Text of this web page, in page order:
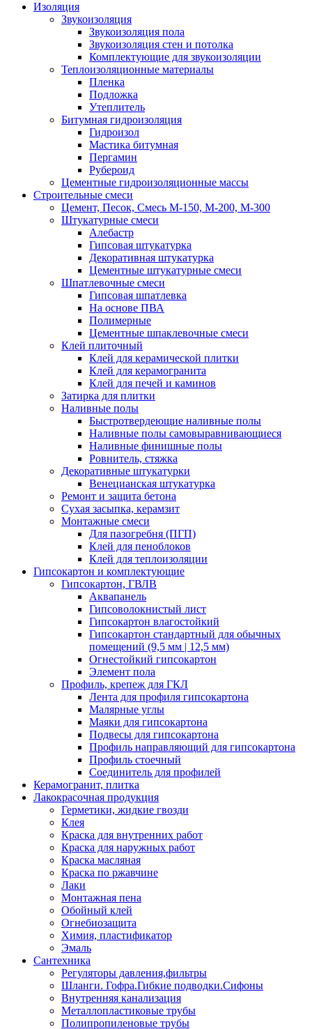
Изоляция
Звукоизоляция
Звукоизоляция пола
Звукоизоляция стен и потолка
Комплектующие для звукоизоляции
Теплоизоляционные материалы
Пленка
Подложка
Утеплитель
Битумная гидроизоляция
Гидроизол
Мастика битумная
Пергамин
Рубероид
Цементные гидроизоляционные массы
Строительные смеси
Цемент, Песок, Смесь М-150, М-200, М-300
Штукатурные смеси
Алебастр
Гипсовая штукатурка
Декоративная штукатурка
Цементные штукатурные смеси
Шпатлевочные смеси
Гипсовая шпатлевка
На основе ПВА
Полимерные
Цементные шпаклевочные смеси
Клей плиточный
Клей для керамической плитки
Клей для керамогранита
Клей для печей и каминов
Затирка для плитки
Наливные полы
Быстротвердеющие наливные полы
Наливные полы самовыравнивающиеся
Наливные финишные полы
Ровнитель, стяжка
Декоративные штукатурки
Венецианская штукатурка
Ремонт и защита бетона
Сухая засыпка, керамзит
Монтажные смеси
Для пазогребня (ПГП)
Клей для пеноблоков
Клей для теплоизоляции
Гипсокартон и комплектующие
Гипсокартон, ГВЛВ
Аквапанель
Гипсоволокнистый лист
Гипсокартон влагостойкий
Гипсокартон стандартный для обычных
помещений (9,5 мм | 12,5 мм)
Огнестойкий гипсокартон
Элемент пола
Профиль, крепеж для ГКЛ
Лента для профиля гипсокартона
Малярные углы
Маяки для гипсокартона
Подвесы для гипсокартона
Профиль направляющий для гипсокартона
Профиль стоечный
Соединитель для профилей
Керамогранит, плитка
Лакокрасочная продукция
Герметики, жидкие гвозди
Клея
Краска для внутренних работ
Краска для наружных работ
Краска масляная
Краска по ржавчине
Лаки
Монтажная пена
Обойный клей
Огнебиозащита
Химия, пластификатор
Эмаль
Сантехника
Регуляторы давления,фильтры
Шланги. Гофра.Гибкие подводки.Сифоны
Внутренняя канализация
Металлопластиковые трубы
Полипропиленовые трубы